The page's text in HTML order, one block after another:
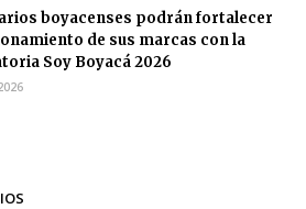
boyacenses podrán fortalecer
de sus marcas con la
Soy Boyacá 2026